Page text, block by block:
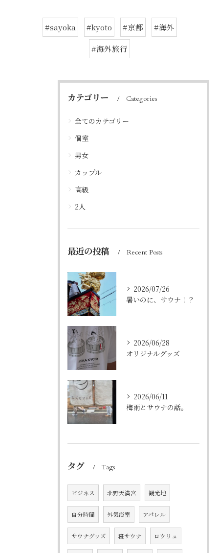
#sayoka #kyoto #京都
#海外
#海外旅行
カテゴリー Categories
全てのカテゴリー
個室
男女
カップル
高級
2人
最近の投稿 Recent Posts
2026/07/26
暑いのに、サウナ！？
2026/06/28
オリジナルグッズ
2026/06/11
梅雨とサウナの話。
タグ Tags
ビジネス 北野天満宮 観光地
自分時間 外気浴室 アパレル
サウナグッズ 寝サウナ ロウリュ